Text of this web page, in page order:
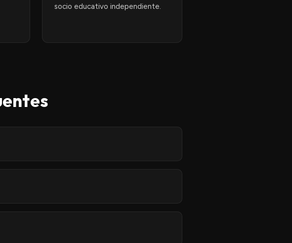
socio educativo independiente.